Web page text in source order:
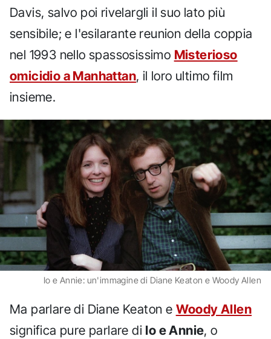
Davis, salvo poi rivelargli il suo lato più
sensibile; e l'esilarante reunion della coppia
nel 1993 nello spassosissimo Misterioso
omicidio a Manhattan, il loro ultimo film
insieme.
Io e Annie: un'immagine di Diane Keaton e Woody Allen
Ma parlare di Diane Keaton e Woody Allen
significa pure parlare di Io e Annie, o